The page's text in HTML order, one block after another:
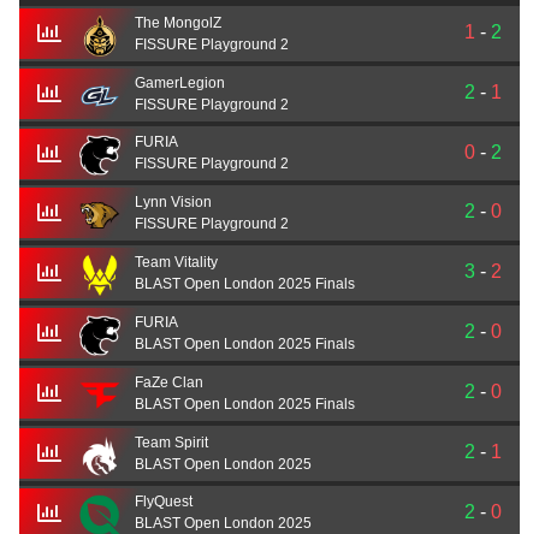
The MongolZ
FISSURE Playground 2
1 - 2
GamerLegion
FISSURE Playground 2
2 - 1
FURIA
FISSURE Playground 2
0 - 2
Lynn Vision
FISSURE Playground 2
2 - 0
Team Vitality
BLAST Open London 2025 Finals
3 - 2
FURIA
BLAST Open London 2025 Finals
2 - 0
FaZe Clan
BLAST Open London 2025 Finals
2 - 0
Team Spirit
BLAST Open London 2025
2 - 1
FlyQuest
BLAST Open London 2025
2 - 0